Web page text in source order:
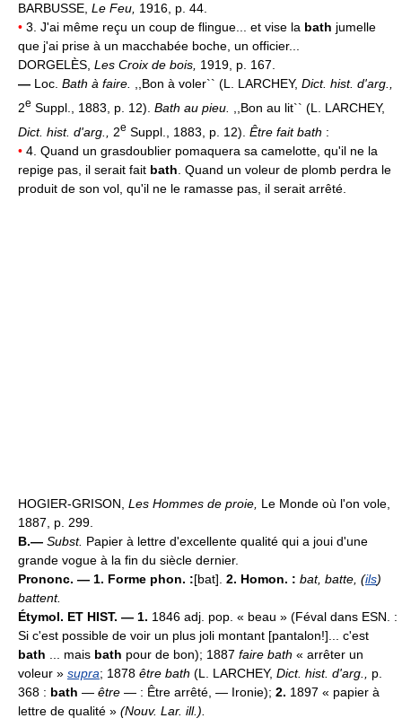
BARBUSSE, Le Feu, 1916, p. 44.
• 3. J'ai même reçu un coup de flingue... et vise la bath jumelle
que j'ai prise à un macchabée boche, un officier...
DORGELÈS, Les Croix de bois, 1919, p. 167.
— Loc. Bath à faire. ,,Bon à voler`` (L. LARCHEY, Dict. hist. d'arg.,
2e Suppl., 1883, p. 12). Bath au pieu.
,,Bon au lit`` (L. LARCHEY,
Dict. hist. d'arg.,
2e Suppl., 1883, p. 12). Être fait bath :
• 4. Quand un grasdoublier pomaquera sa camelotte, qu'il ne la
repige pas, il serait fait bath . Quand un voleur de plomb perdra le
produit de son vol, qu'il ne le ramasse pas, il serait arrêté.
HOGIER-GRISON, Les Hommes de proie, Le Monde où l'on vole,
1887, p. 299.
B.— Subst. Papier à lettre d'excellente qualité qui a joui d'une
grande vogue à la fin du siècle dernier.
Prononc. — 1. Forme phon. :[bat]. 2. Homon. : bat, batte, (ils)
battent.
Étymol. ET HIST. — 1. 1846 adj. pop. « beau » (Féval dans ESN. :
Si c'est possible de voir un plus joli montant [pantalon!]... c'est
bath ... mais bath pour de bon); 1887 faire bath « arrêter un
voleur » supra; 1878 être bath (L. LARCHEY, Dict. hist. d'arg., p.
368 : bath — être — : Être arrêté, — Ironie); 2. 1897 « papier à
lettre de qualité » (Nouv. Lar. ill.).